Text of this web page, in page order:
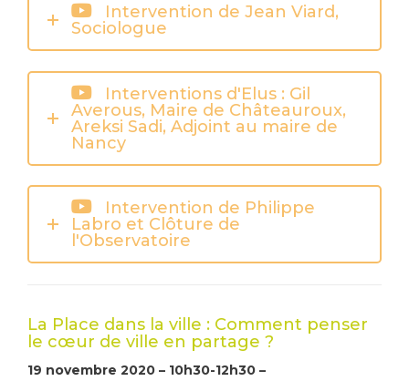
Intervention de Jean Viard,
Sociologue
Interventions d'Elus : Gil
Averous, Maire de Châteauroux,
Areksi Sadi, Adjoint au maire de
Nancy
Intervention de Philippe
Labro et Clôture de
l'Observatoire
La Place dans la ville : Comment penser
le cœur de ville en partage ?
19 novembre 2020 – 10h30-12h30 –